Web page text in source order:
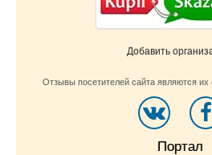
Добавить
Отзывы посетителей сайта являются
Портал